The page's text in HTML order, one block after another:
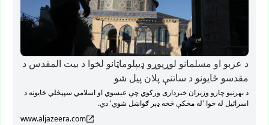
د عربو او مسلمانو لوړپوړو ډیپلوماټانو لخوا د بیت المقدس د
مقدسو ځایونو د ساتنې پلان پیل شو
د بهرنیو چارو وزیران خبرداری ورکوي چې عیسوي او اسلامي سپېڅلي ځایونه د
اسرائیل له خوا 'له مخکې څخه ډېر ګواښل شوي' دي.
www.aljazeera.com